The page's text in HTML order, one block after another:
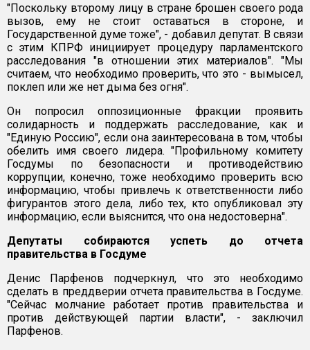
"Поскольку второму лицу в стране брошен своего рода
вызов, ему не стоит оставаться в стороне, и
Государственной думе тоже", - добавил депутат. В связи
с этим КПРФ инициирует процедуру парламентского
расследования "в отношении этих материалов". "Мы
считаем, что необходимо проверить, что это - вымысел,
поклеп или же нет дыма без огня".
Он попросил оппозиционные фракции проявить
солидарность и поддержать расследование, как и
"Единую Россию", если она заинтересована в том, чтобы
обелить имя своего лидера. "Профильному комитету
Госдумы по безопасности и противодействию
коррупции, конечно, тоже необходимо проверить всю
информацию, чтобы привлечь к ответственности либо
фигурантов этого дела, либо тех, кто опубликовал эту
информацию, если выяснится, что она недостоверна".
Депутаты собираются успеть до отчета
правительства в Госдуме
Денис Парфенов подчеркнул, что это необходимо
сделать в преддверии отчета правительства в Госдуме.
"Сейчас молчание работает против правительства и
против действующей партии власти", - заключил
Парфенов.